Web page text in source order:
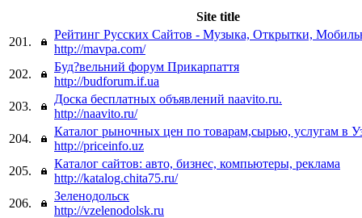
Site title
201.
Рейтинг Русских Сайтов - Музыка, Открытки,
http://mavpa.com/
202.
Буд?вельний форум Прикарпаття
http://budforum.if.ua
203.
Доска бесплатных объявлений naavito.ru.
http://naavito.ru/
204.
Каталог рыночных цен по товарам,сырью, услугам в
http://priceinfo.uz
205.
Каталог сайтов: авто, бизнес, компьютеры, реклама
http://katalog.chita75.ru/
206.
Зеленодольск
http://vzelenodolsk.ru